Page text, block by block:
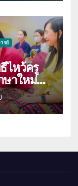
รย์
ไหว้ครู
าใหม่